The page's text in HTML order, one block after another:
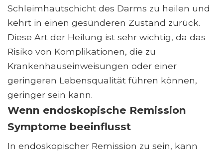
Schleimhautschicht des Darms zu heilen und
kehrt in einen gesünderen Zustand zurück.
Diese Art der Heilung ist sehr wichtig, da das
Risiko von Komplikationen, die zu
Krankenhauseinweisungen oder einer
geringeren Lebensqualität führen können,
geringer sein kann.
Wenn endoskopische Remission
Symptome beeinflusst
In endoskopischer Remission zu sein, kann